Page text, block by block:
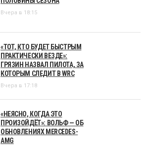
Вчера в 18:15
«ТОТ, КТО БУДЕТ БЫСТРЫМ
ПРАКТИЧЕСКИ ВЕЗДЕ»:
ГРЯЗИН НАЗВАЛ ПИЛОТА, ЗА
КОТОРЫМ СЛЕДИТ В WRC
Вчера в 17:18
«НЕЯСНО, КОГДА ЭТО
ПРОИЗОЙДЁТ»: ВОЛЬФ — ОБ
ОБНОВЛЕНИЯХ MERCEDES-
AMG